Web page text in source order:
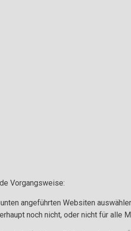
Vorgangsweise:
angeführten Websiten
noch nicht, oder nicht für alle